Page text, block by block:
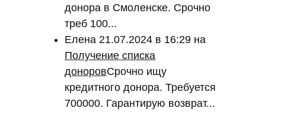
донора в Смоленске. Срочно
треб 100...
Елена 21.07.2024 в 16:29 на
Получение списка
доноровСрочно ищу
кредитного донора. Требуется
700000. Гарантирую возврат...